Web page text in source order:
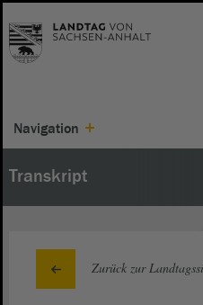
Navigation
Transkript
Zurück zur